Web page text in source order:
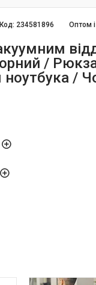
Оптом
Код: 234581896
/
/